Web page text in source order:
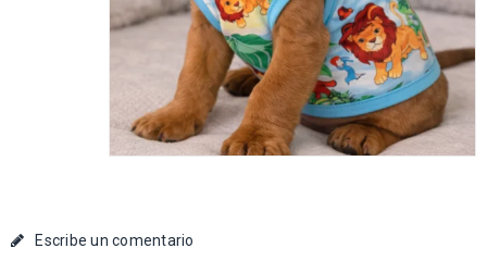
Escribe un comentario